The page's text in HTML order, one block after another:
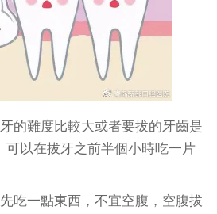
牙的難度比較大或者要拔的牙齒是
可以在拔牙之前半個小時吃一片
先吃一點東西，不宜空腹，空腹拔